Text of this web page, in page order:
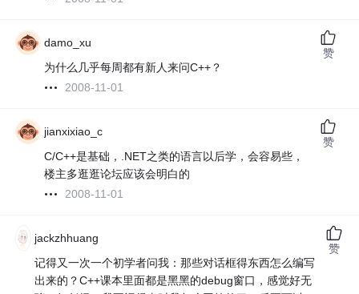
damo_xu
为什么几乎每周都有新人来问C++？
2008-11-01
赞
jianxixiao_c
C/C++是基础，.NET之类的语言以后学，会容易些，
楼主多逛逛论坛应该会明白的
2008-11-01
赞
jackzhhuang
记得又一次一个初学者问我：那些对话框得东西怎么编写
出来的？C++课本里面都是黑黑的debug窗口，感觉好无
赞